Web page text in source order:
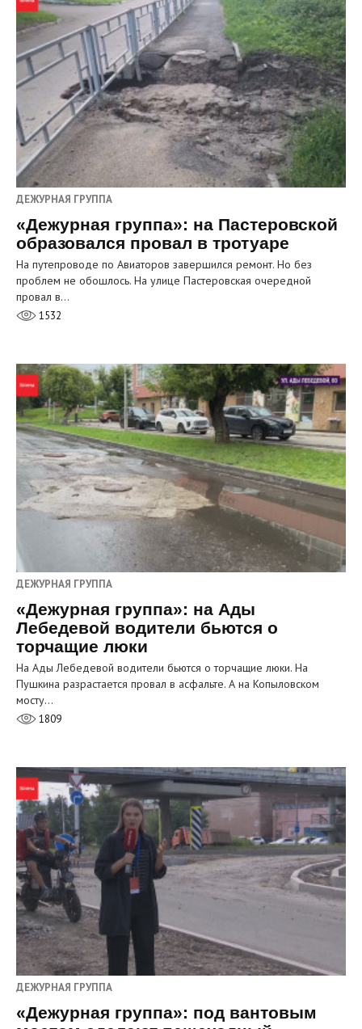
ДЕЖУРНАЯ ГРУППА
«Дежурная группа»: на Пастеровской
образовался провал в тротуаре
На путепроводе по Авиаторов завершился ремонт. Но без
проблем не обошлось. На улице Пастеровская очередной
провал в…
1532
ДЕЖУРНАЯ ГРУППА
«Дежурная группа»: на Ады
Лебедевой водители бьются о
торчащие люки
На Ады Лебедевой водители бьются о торчащие люки. На
Пушкина разрастается провал в асфальте. А на Копыловском
мосту…
1809
ДЕЖУРНАЯ ГРУППА
«Дежурная группа»: под вантовым